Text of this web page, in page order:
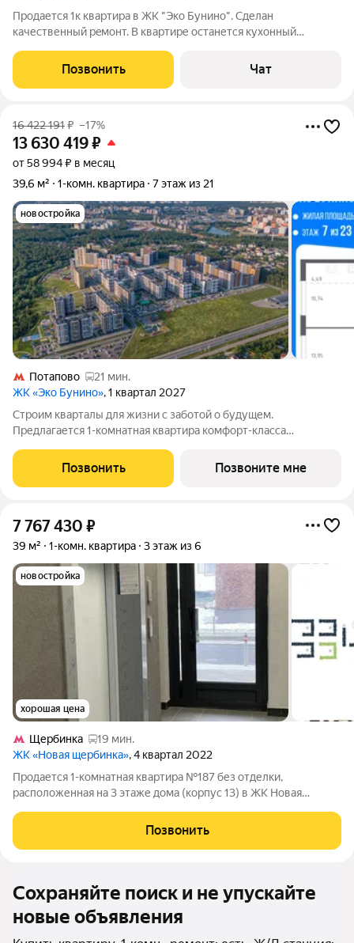
Продается 1к квартира в ЖК "Эко Бунино". Сделан
качественный peмoнт. В квартире останется кухонный
метро Новомосковская (25-30 мин по экотропе), 10 мин на
транспорте до метро Потапово. В
Позвонить Чат
16 422 191₽ –17%
13 630 419₽
от 58 994 ₽ в месяц
39,6 м²
1-комн. квартира 7 этаж из 21
новостройка
Потапово
21 мин.
ЖК «Эко Бунино», 1 квартал 2027
Строим кварталы для жизни с заботой о будущем.
Предлагается 1-комнатная квартира комфорт-класса
жилом комплексе "Эко Бунино".Застройщик сдает квартиры с
отделкой в нескольких вариантах:
Позвонить Позвоните мне
7 767 430 ₽
39 м² 1-комн. квартира 3 этаж из 6
новостройка
хорошая цена
Щербинка
19 мин.
ЖК «Новая щербинка», 4 квартал 2022
Продается 1-комнатная квартира №187 без отделки,
расположенная на 3 этаже дома (корпус 13) в ЖК Новая
СКИДКИ ДО 10%. Эксклюзивный дом комфорт-
класса.Окруженный лесным массивом, миниатюрный корпус с
Позвонить
Сохраняйте поиск и не упускайте
новые объявления